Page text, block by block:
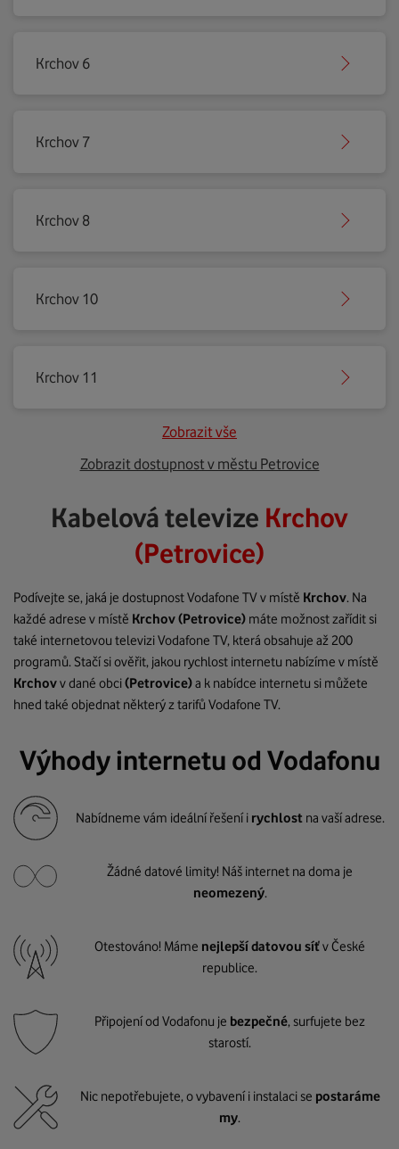
Krchov 6
Krchov 7
Krchov 8
Krchov 10
Krchov 11
Zobrazit vše
Zobrazit dostupnost v městu Petrovice
Kabelová televize Krchov
(Petrovice)
Podívejte se, jaká je dostupnost Vodafone TV v místě Krchov. Na
každé adrese v místě Krchov(Petrovice) máte možnost zařídit si
také internetovou televizi Vodafone TV, která obsahuje až 200
programů. Stačí si ověřit, jakou rychlost internetu nabízíme v místě
Krchovv dané obci(Petrovice)a k nabídce internetu si můžete
hned také objednat některý z tarifů Vodafone TV.
Výhody internetu od Vodafonu
Nabídneme vám ideální řešení i rychlost na vaší adrese.
Žádné datové limity! Náš internet na doma je
neomezený.
Otestováno! Máme nejlepší datovou síťv České
republice.
Připojení od Vodafonu je bezpečné, surfujete bez
starostí.
Nic nepotřebujete, o vybavení i instalaci se postaráme
my.